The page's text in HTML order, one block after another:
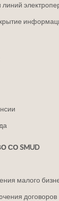
СО SMUD
малого
договоров